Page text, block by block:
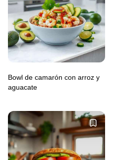
Bowl de camarón con arroz y
aguacate